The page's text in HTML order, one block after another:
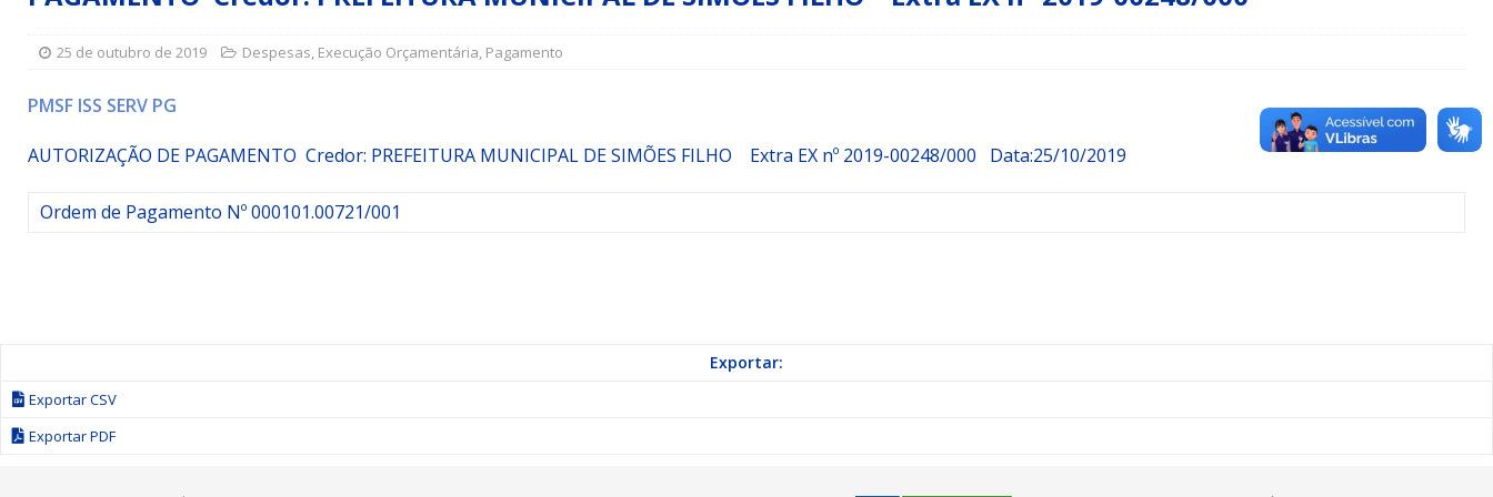
[ 15 de julho de 2026 ] Vereador Sérgio Glauber apresenta Indicação nº 088/2026 para pavimentação asfáltica em Mapele
DESTAQUE
25 de outubro de 2019 Despesas, Execução Orçamentária, Pagamento
PMSF ISS SERV PG
AUTORIZAÇÃO DE PAGAMENTO Credor: PREFEITURA MUNICIPAL DE SIMÕES FILHO Extra EX nº 2019-00248/000 Data:25/10/2019
Ordem de Pagamento Nº 000101.00721/001
Exportar:
Exportar CSV
Exportar PDF